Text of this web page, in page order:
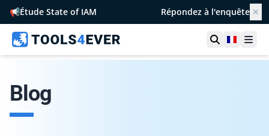
📢Étude State of IAM Répondez à l'enquête ✕
Ouvrir la
France
Blog